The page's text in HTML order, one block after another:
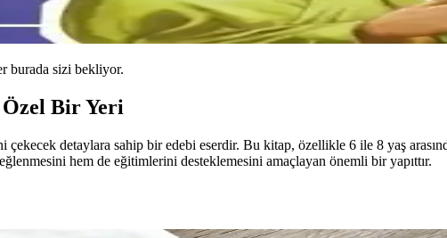
burada sizi bekliyor.
Özel Bir Yeri
çekecek detaylara sahip bir edebi eserdir. Bu kitap, özellikle 6 ile 8 yaş
hem de eğitimlerini desteklemesini amaçlayan önemli bir yapıttır.